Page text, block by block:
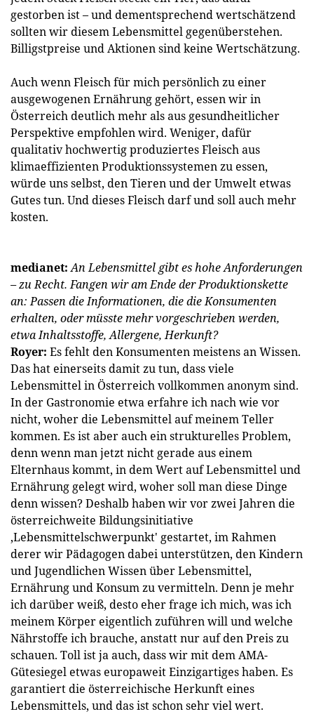
gestorben ist – und dementsprechend wertschätzend
sollten wir diesem Lebensmittel gegenüberstehen.
Billigstpreise und Aktionen sind keine Wertschätzung.
Auch wenn Fleisch für mich persönlich zu einer
ausgewogenen Ernährung gehört, essen wir in
Österreich deutlich mehr als aus gesundheitlicher
Perspektive empfohlen wird. Weniger, dafür
qualitativ hochwertig produziertes Fleisch aus
klimaeffizienten Produktionssystemen zu essen,
würde uns selbst, den Tieren und der Umwelt etwas
Gutes tun. Und dieses Fleisch darf und soll auch mehr
kosten.
medianet:An Lebensmittel gibt es hohe Anforderungen
– zu Recht. Fangen wir am Ende der Produktionskette
an: Passen die Informationen, die die Konsumenten
erhalten, oder müsste mehr vorgeschrieben werden,
etwa Inhaltsstoffe, Allergene, Herkunft?
Royer: Es fehlt den Konsumenten meistens an Wissen.
Das hat einerseits damit zu tun, dass viele
Lebensmittel in Österreich vollkommen anonym sind.
In der Gastronomie etwa erfahre ich nach wie vor
nicht, woher die Lebensmittel auf meinem Teller
kommen. Es ist aber auch ein strukturelles Problem,
denn wenn man jetzt nicht gerade aus einem
Elternhaus kommt, in dem Wert auf Lebensmittel und
Ernährung gelegt wird, woher soll man diese Dinge
denn wissen? Deshalb haben wir vor zwei Jahren die
österreichweite Bildungsinitiative
‚Lebensmittelschwerpunkt' gestartet, im Rahmen
derer wir Pädagogen dabei unterstützen, den Kindern
und Jugendlichen Wissen über Lebensmittel,
Ernährung und Konsum zu vermitteln. Denn je mehr
ich darüber weiß, desto eher frage ich mich, was ich
meinem Körper eigentlich zuführen will und welche
Nährstoffe ich brauche, anstatt nur auf den Preis zu
schauen. Toll ist ja auch, dass wir mit dem AMA-
Gütesiegel etwas europaweit Einzigartiges haben. Es
garantiert die österreichische Herkunft eines
Lebensmittels, und das ist schon sehr viel wert.